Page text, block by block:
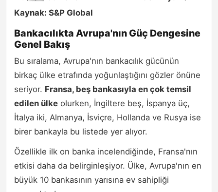
Kaynak: S&P Global
Bankacılıkta Avrupa'nın Güç Dengesine
Genel Bakış
Bu sıralama, Avrupa'nın bankacılık gücünün
birkaç ülke etrafında yoğunlaştığını gözler önüne
seriyor. Fransa, beş bankasıyla en çok temsil
edilen ülke olurken, İngiltere beş, İspanya üç,
İtalya iki, Almanya, İsviçre, Hollanda ve Rusya ise
birer bankayla bu listede yer alıyor.
Özellikle ilk on banka incelendiğinde, Fransa'nın
etkisi daha da belirginleşiyor. Ülke, Avrupa'nın en
büyük 10 bankasının yarısına ev sahipliği